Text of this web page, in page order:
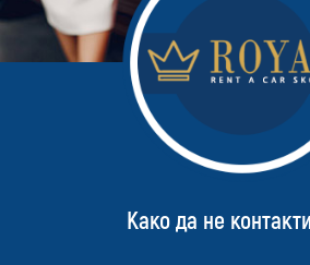
Како да не